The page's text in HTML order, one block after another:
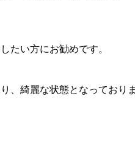
たい方にお勧めです。
、綺麗な状態となっておりま